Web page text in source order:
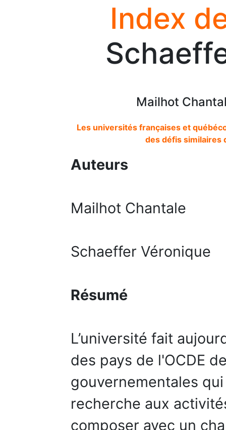
Index
Mailhot
Les universités françaises et
des défis similaires
Auteurs
Mailhot Chantale
Schaeffer Véronique
Résumé
L’université fait
des pays de l'OCDE
gouvernementales
recherche aux
composer avec un